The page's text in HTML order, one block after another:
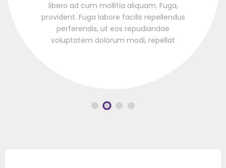
libero ad cum mollitia aliquam. Fuga,
provident. Fuga labore facilis repellendus
perferendis, ut eos repudiandae
voluptatem dolorum modi, repellat